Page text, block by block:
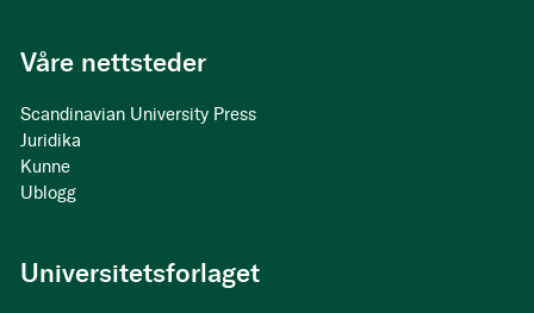
Våre nettsteder
Scandinavian University Press
Juridika
Kunne
Ublogg
Universitetsforlaget